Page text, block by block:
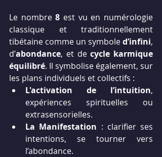
Le nombre 8 est vu en numérologie
classique et traditionnellement
tibétaine comme un symbole d’infini,
d’abondance, et de cycle karmique
équilibré. Il symbolise également, sur
les plans individuels et collectifs :
L'activation de
l’intuition,
expériences spirituelles ou
extrasensorielles.
La Manifestation : clarifier ses
intentions, se tourner vers
l’abondance.